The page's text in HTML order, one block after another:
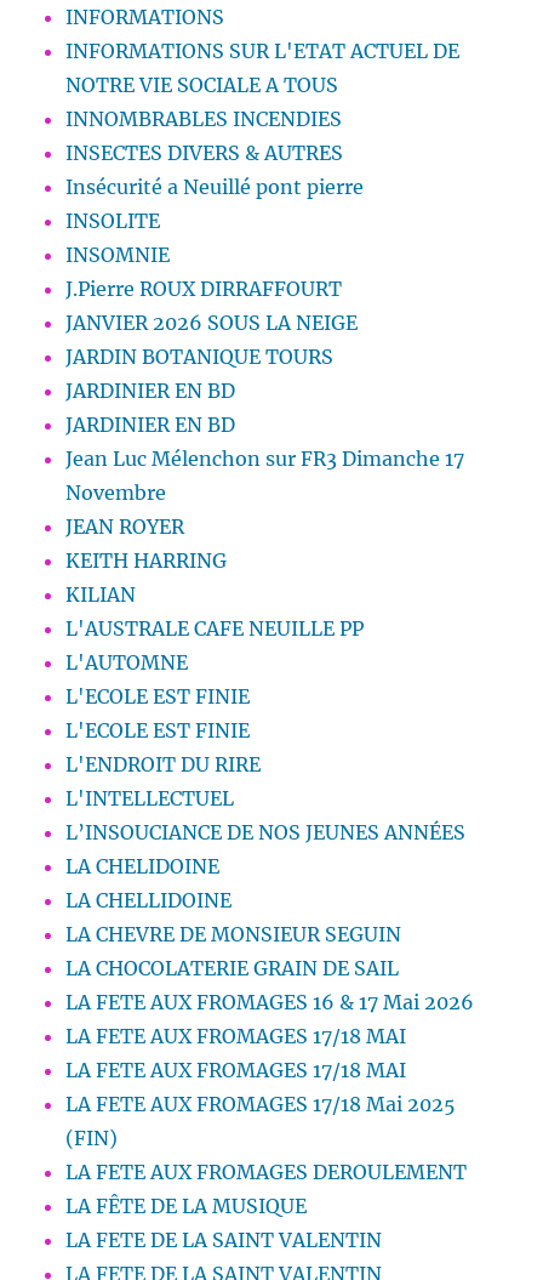
INFORMATIONS
INFORMATIONS SUR L'ETAT ACTUEL DE
NOTRE VIE SOCIALE A TOUS
INNOMBRABLES INCENDIES
INSECTES DIVERS & AUTRES
Insécurité a Neuillé pont pierre
INSOLITE
INSOMNIE
J.Pierre ROUX DIRRAFFOURT
JANVIER 2026 SOUS LA NEIGE
JARDIN BOTANIQUE TOURS
JARDINIER EN BD
JARDINIER EN BD
Jean Luc Mélenchon sur FR3 Dimanche 17
Novembre
JEAN ROYER
KEITH HARRING
KILIAN
L'AUSTRALE CAFE NEUILLE PP
L'AUTOMNE
L'ECOLE EST FINIE
L'ECOLE EST FINIE
L'ENDROIT DU RIRE
L'INTELLECTUEL
L’INSOUCIANCE DE NOS JEUNES ANNÉES
LA CHELIDOINE
LA CHELLIDOINE
LA CHEVRE DE MONSIEUR SEGUIN
LA CHOCOLATERIE GRAIN DE SAIL
LA FETE AUX FROMAGES 16 & 17 Mai 2026
LA FETE AUX FROMAGES 17/18 MAI
LA FETE AUX FROMAGES 17/18 MAI
LA FETE AUX FROMAGES 17/18 Mai 2025
(FIN)
LA FETE AUX FROMAGES DEROULEMENT
LA FÊTE DE LA MUSIQUE
LA FETE DE LA SAINT VALENTIN
LA FETE DE LA SAINT VALENTIN